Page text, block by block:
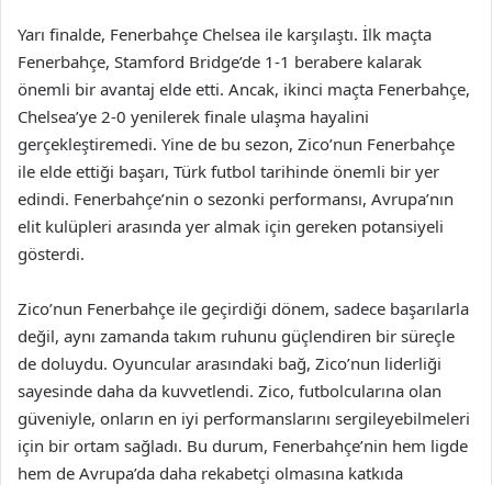
Yarı finalde, Fenerbahçe Chelsea ile karşılaştı. İlk maçta
Fenerbahçe, Stamford Bridge’de 1-1 berabere kalarak
önemli bir avantaj elde etti. Ancak, ikinci maçta Fenerbahçe,
Chelsea’ye 2-0 yenilerek finale ulaşma hayalini
gerçekleştiremedi. Yine de bu sezon, Zico’nun Fenerbahçe
ile elde ettiği başarı, Türk futbol tarihinde önemli bir yer
edindi. Fenerbahçe’nin o sezonki performansı, Avrupa’nın
elit kulüpleri arasında yer almak için gereken potansiyeli
gösterdi.
Zico’nun Fenerbahçe ile geçirdiği dönem, sadece başarılarla
değil, aynı zamanda takım ruhunu güçlendiren bir süreçle
de doluydu. Oyuncular arasındaki bağ, Zico’nun liderliği
sayesinde daha da kuvvetlendi. Zico, futbolcularına olan
güveniyle, onların en iyi performanslarını sergileyebilmeleri
için bir ortam sağladı. Bu durum, Fenerbahçe’nin hem ligde
hem de Avrupa’da daha rekabetçi olmasına katkıda